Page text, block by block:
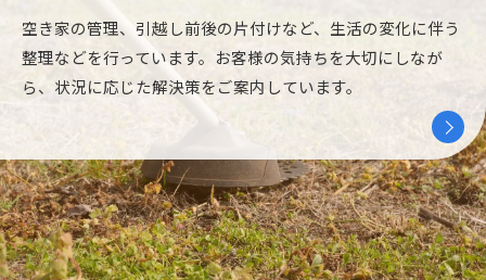
空き家の管理、引越し前後の片付けなど、生活の変化に伴う
整理などを行っています。お客様の気持ちを大切にしなが
ら、状況に応じた解決策をご案内しています。